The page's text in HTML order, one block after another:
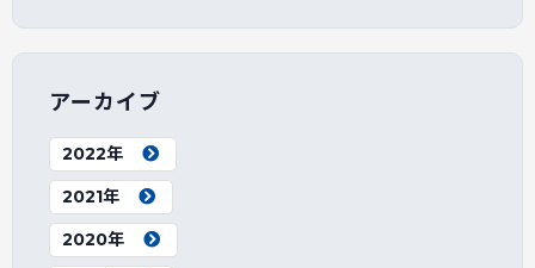
アーカイブ
2022年
2021年
2020年